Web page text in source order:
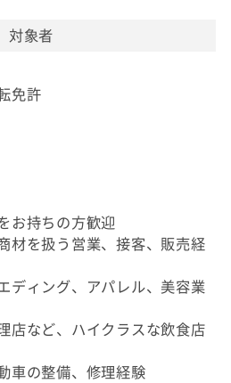
対象者
免許
お持ちの方歓迎
材を扱う営業、接客、販売経
ディング、アパレル、美容業
店など、ハイクラスな飲食店
車の整備、修理経験